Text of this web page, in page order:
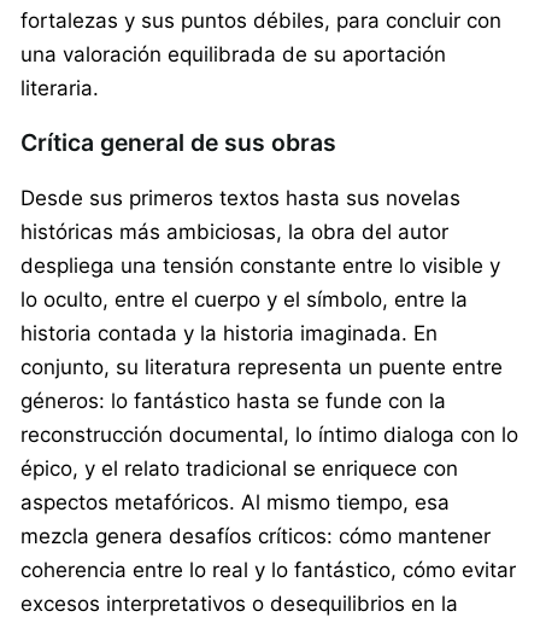
fortalezas y sus puntos débiles, para concluir con
una valoración equilibrada de su aportación
literaria.
Crítica general de sus obras
Desde sus primeros textos hasta sus novelas
históricas más ambiciosas, la obra del autor
despliega una tensión constante entre lo visible y
lo oculto, entre el cuerpo y el símbolo, entre la
historia contada y la historia imaginada. En
conjunto, su literatura representa un puente entre
géneros: lo fantástico hasta se funde con la
reconstrucción documental, lo íntimo dialoga con lo
épico, y el relato tradicional se enriquece con
aspectos metafóricos. Al mismo tiempo, esa
mezcla genera desafíos críticos: cómo mantener
coherencia entre lo real y lo fantástico, cómo evitar
excesos interpretativos o desequilibrios en la